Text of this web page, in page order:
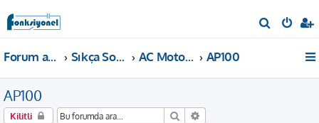
r
Forum ana sayfa Sıkça Sorulan Sorular AC Motor Sürücü AP100
AP100
Kilitli Ara